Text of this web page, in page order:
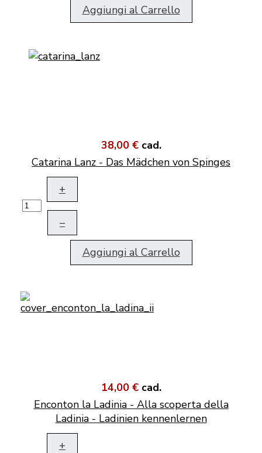
Aggiungi al Carrello
38,00 € cad.
Catarina Lanz - Das Mädchen von Spinges
+
–
Aggiungi al Carrello
14,00 € cad.
Enconton la Ladinia - Alla scoperta della
Ladinia - Ladinien kennenlernen
+